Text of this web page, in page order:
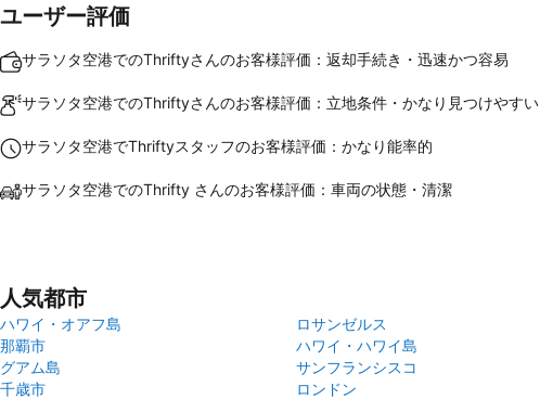
ユーザー評価
サラソタ空港でのThriftyさんのお客様評価：返却手続き・迅速かつ容易
サラソタ空港でのThriftyさんのお客様評価：立地条件・かなり見つけやすい
サラソタ空港でThriftyスタッフのお客様評価：かなり能率的
サラソタ空港でのThrifty さんのお客様評価：車両の状態・清潔
人気都市
ハワイ・オアフ島
ロサンゼルス
那覇市
ハワイ・ハワイ島
グアム島
サンフランシスコ
千歳市
ロンドン